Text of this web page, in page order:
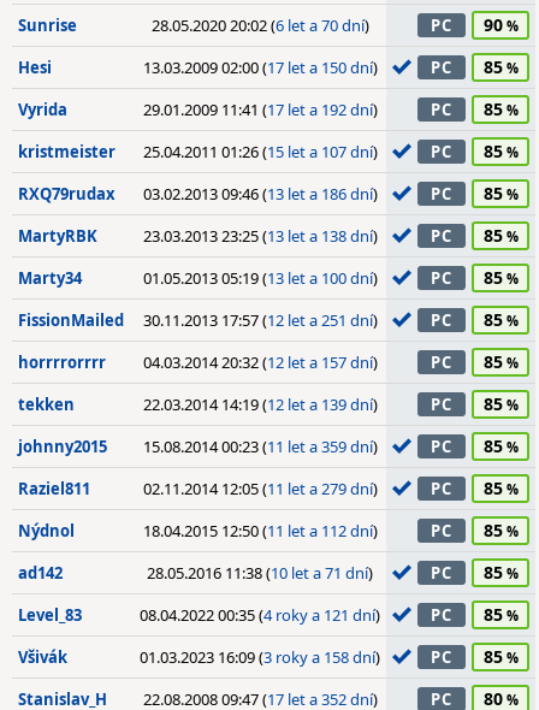
Sunrise 28.05.2020 20:02 (6 let a 70 dní) PC 90
Hesi 13.03.2009 02:00 (17 let a 150 dní) PC 85
Vyrida 29.01.2009 11:41 (17 let a 192 dní) PC 85
kristmeister 25.04.2011 01:26 (15 let a 107 dní) PC 85
RXQ79rudax 03.02.2013 09:46 (13 let a 186 dní) PC 85
MartyRBK 23.03.2013 23:25 (13 let a 138 dní) PC 85
Marty34 01.05.2013 05:19 (13 let a 100 dní) PC 85
FissionMailed 30.11.2013 17:57 (12 let a 251 dní) PC 85
horrrrorrrr 04.03.2014 20:32 (12 let a 157 dní) PC 85
tekken 22.03.2014 14:19 (12 let a 139 dní) PC 85
johnny2015 15.08.2014 00:23 (11 let a 359 dní) PC 85
Raziel811 02.11.2014 12:05 (11 let a 279 dní) PC 85
Nýdnol 18.04.2015 12:50 (11 let a 112 dní) PC 85
ad142 28.05.2016 11:38 (10 let a 71 dní) PC 85
Level_83 08.04.2022 00:35 (4 roky a 121 dní) PC 85
Všivák 01.03.2023 16:09 (3 roky a 158 dní) PC 85
Stanislav_H 22.08.2008 09:47 (17 let a 352 dní) PC 80